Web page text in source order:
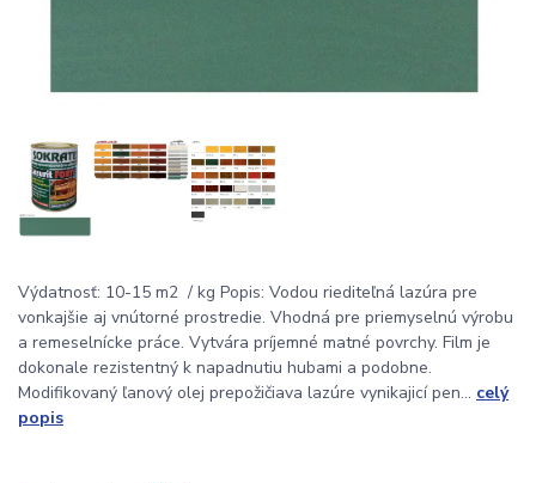
Výdatnosť: 10-15 m2 / kg Popis: Vodou riediteľná lazúra pre
vonkajšie aj vnútorné prostredie. Vhodná pre priemyselnú výrobu
a remeselnícke práce. Vytvára príjemné matné povrchy. Film je
dokonale rezistentný k napadnutiu hubami a podobne.
Modifikovaný ľanový olej prepožičiava lazúre vynikajicí pen... celý
popis